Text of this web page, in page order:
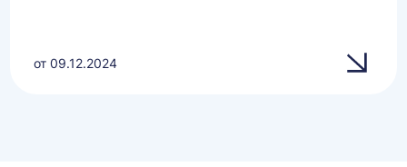
от 09.12.2024